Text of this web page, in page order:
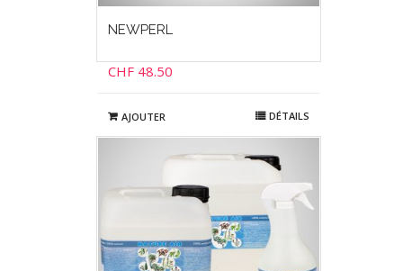
NEWPERL
CHF48.50
AJOUTER DÉTAILS